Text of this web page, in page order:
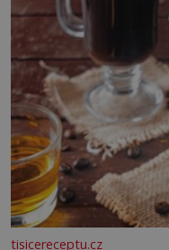
tisicereceptu.cz